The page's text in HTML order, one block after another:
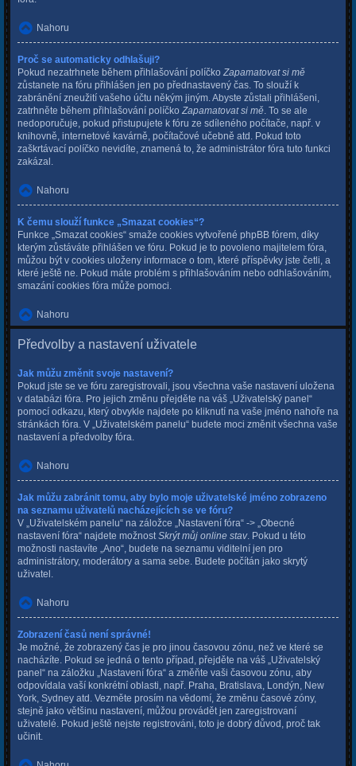
Nahoru
Proč se automaticky odhlašuji?
Pokud nezatrhnete během přihlašování políčko Zapamatovat si mě
zůstanete na fóru přihlášen jen po přednastavený čas. To slouží k
zabránění zneužití vašeho účtu někým jiným. Abyste zůstali přihlášeni,
zatrhněte během přihlašování políčko Zapamatovat si mě . To se ale
nedoporučuje, pokud přistupujete k fóru ze sdíleného počítače, např. v
knihovně, internetové kavárně, počítačové učebně atd. Pokud toto
zaškrtávací políčko nevidíte, znamená to, že administrátor fóra tuto funkci
zakázal.
Nahoru
K čemu slouží funkce „Smazat cookies“?
Funkce „Smazat cookies“ smaže cookies vytvořené phpBB fórem, díky
kterým zůstáváte přihlášen ve fóru. Pokud je to povoleno majitelem fóra,
můžou být v cookies uloženy informace o tom, které příspěvky jste četli, a
které ještě ne. Pokud máte problém s přihlašováním nebo odhlašováním,
smazání cookies fóra může pomoci.
Nahoru
Předvolby a nastavení uživatele
Jak můžu změnit svoje nastavení?
Pokud jste se ve fóru zaregistrovali, jsou všechna vaše nastavení uložena
v databázi fóra. Pro jejich změnu přejděte na váš „Uživatelský panel“
pomocí odkazu, který obvykle najdete po kliknutí na vaše jméno nahoře na
stránkách fóra. V „Uživatelském panelu“ budete moci změnit všechna vaše
nastavení a předvolby fóra.
Nahoru
Jak můžu zabránit tomu, aby bylo moje uživatelské jméno zobrazeno
na seznamu uživatelů nacházejících se ve fóru?
V „Uživatelském panelu“ na záložce „Nastavení fóra“ -> „Obecné
nastavení fóra“ najdete možnost Skrýt můj online stav. Pokud u této
možnosti nastavíte „Ano“, budete na seznamu viditelní jen pro
administrátory, moderátory a sama sebe. Budete počítán jako skrytý
uživatel.
Nahoru
Zobrazení časů není správné!
Je možné, že zobrazený čas je pro jinou časovou zónu, než ve které se
nacházíte. Pokud se jedná o tento případ, přejděte na váš „Uživatelský
panel“ na záložku „Nastavení fóra“ a změňte vaši časovou zónu, aby
odpovídala vaší konkrétní oblasti, např. Praha, Bratislava, Londýn, New
York, Sydney atd. Vezměte prosím na vědomí, že změnu časové zóny,
stejně jako většinu nastavení, můžou provádět jen zaregistrovaní
uživatelé. Pokud ještě nejste registrováni, toto je dobrý důvod, proč tak
učinit.